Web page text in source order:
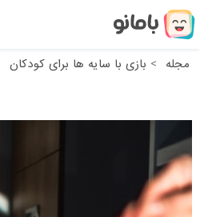
مجله بازی با سایه ها برای کودکان